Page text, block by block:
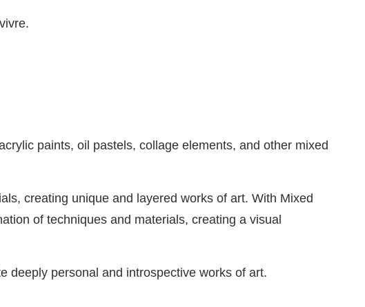
paints, oil pastels, collage elements, and other mixed
creating unique and layered works of art. With Mixed
of techniques and materials, creating a visual
deeply personal and introspective works of art.